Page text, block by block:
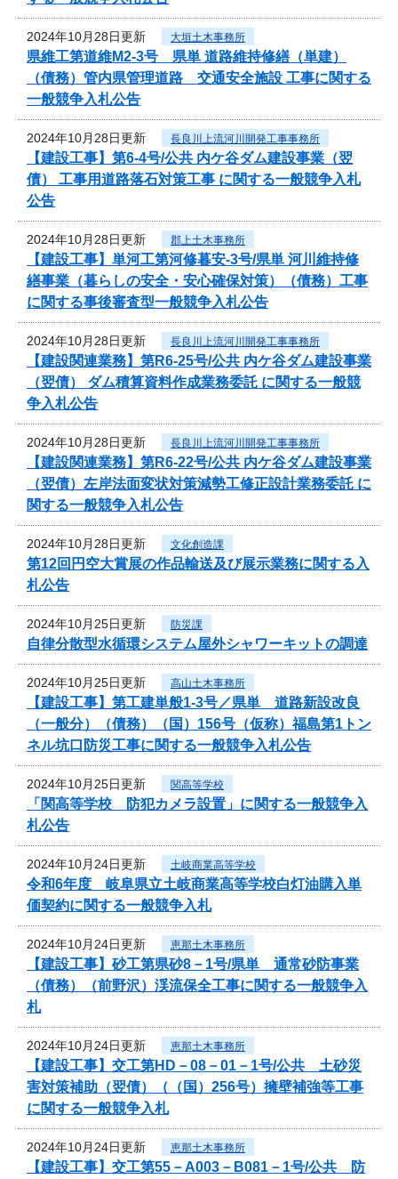
2024年10月28日更新 大垣土木事務所
県維工第道維M2-3号 県単 道路維持修繕（単建）
（債務）管内県管理道路 交通安全施設 工事に関する
一般競争入札公告
2024年10月28日更新 長良川上流河川開発工事事務所
【建設工事】第6-4号/公共 内ケ谷ダム建設事業（翌
債） 工事用道路落石対策工事 に関する一般競争入札
公告
2024年10月28日更新 郡上土木事務所
【建設工事】単河工第河修暮安-3号/県単 河川維持修
繕事業（暮らしの安全・安心確保対策）（債務）工事
に関する事後審査型一般競争入札公告
2024年10月28日更新 長良川上流河川開発工事事務所
【建設関連業務】第R6-25号/公共 内ケ谷ダム建設事業
（翌債） ダム積算資料作成業務委託 に関する一般競
争入札公告
2024年10月28日更新 長良川上流河川開発工事事務所
【建設関連業務】第R6-22号/公共 内ケ谷ダム建設事業
（翌債）左岸法面変状対策減勢工修正設計業務委託 に
関する一般競争入札公告
2024年10月28日更新 文化創造課
第12回円空大賞展の作品輸送及び展示業務に関する入
札公告
2024年10月25日更新 防災課
自律分散型水循環システム屋外シャワーキットの調達
2024年10月25日更新 高山土木事務所
【建設工事】第工建単般1-3号／県単 道路新設改良
（一般分）（債務）（国）156号（仮称）福島第1トン
ネル坑口防災工事に関する一般競争入札公告
2024年10月25日更新 関高等学校
「関高等学校 防犯カメラ設置」に関する一般競争入
札公告
2024年10月24日更新 土岐商業高等学校
令和6年度 岐阜県立土岐商業高等学校白灯油購入単
価契約に関する一般競争入札
2024年10月24日更新 恵那土木事務所
【建設工事】砂工第県砂8－1号/県単 通常砂防事業
（債務）（前野沢）渓流保全工事に関する一般競争入
札
2024年10月24日更新 恵那土木事務所
【建設工事】交工第HD－08－01－1号/公共 土砂災
害対策補助（翌債）（（国）256号）擁壁補強等工事
に関する一般競争入札
2024年10月24日更新 恵那土木事務所
【建設工事】交工第55－A003－B081－1号/公共 防